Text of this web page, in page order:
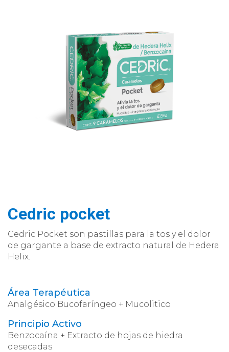
Cedric pocket
Cedric Pocket son pastillas para la tos y el dolor
de gargante a base de extracto natural de Hedera
Helix.
Área Terapéutica
Analgésico Bucofaríngeo + Mucolitico
Principio Activo
Benzocaína + Extracto de hojas de hiedra
desecadas